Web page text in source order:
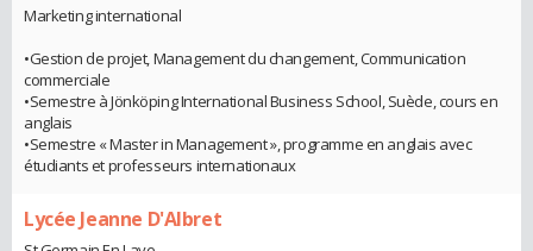
Marketing international
•Gestion de projet, Management du changement, Communication
commerciale
•Semestre à Jönköping International Business School, Suède, cours en
anglais
•Semestre « Master in Management », programme en anglais avec
étudiants et professeurs internationaux
Lycée Jeanne D'Albret